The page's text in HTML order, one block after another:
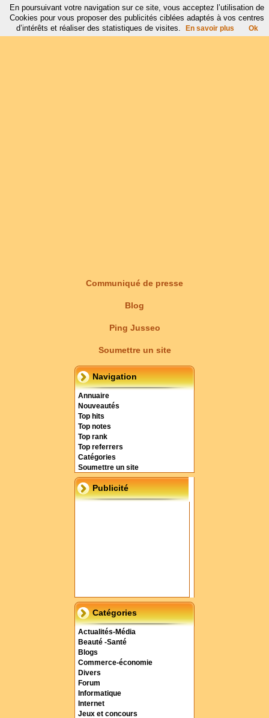
Communiqué de presse
Blog
Ping Jusseo
Soumettre un site
Navigation
Annuaire
Nouveautés
Top hits
Top notes
Top rank
Top referrers
Catégories
Soumettre un site
Publicité
Catégories
Actualités-Média
Beauté -Santé
Blogs
Commerce-économie
Divers
Forum
Informatique
Internet
Jeux et concours
En poursuivant votre navigation sur ce site, vous acceptez l’utilisation de
Cookies pour vous proposer des publicités ciblées adaptés à vos centres
d’intérêts et réaliser des statistiques de visites.
En savoir plus Ok